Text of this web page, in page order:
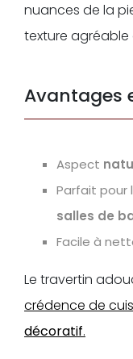
nuances de la
texture agréable
Avantages
Aspect
Parfait pour
salles de
Facile à
Le travertin
crédence de
décoratif.